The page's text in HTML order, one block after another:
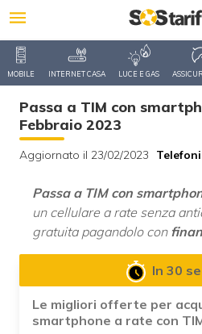
MOBILE INTERNET CASA LUCE E GAS
Passa a TIM con
Febbraio 2023
Aggiornato il 23/02/2023
Passa a TIM con
un cellulare a rate senza
gratuita pagandolo con
In 30
Le migliori offerte per
smartphone a rate con